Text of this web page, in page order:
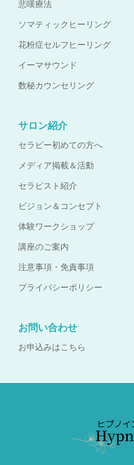
悲嘆療法
ソマティックヒーリング
花粉症セルフヒーリング
イーマサウンド
数秘カウンセリング
サロン紹介
セラピー初めての方へ
メディア掲載＆活動
セラピスト紹介
ビジョン＆コンセプト
体験ワークショップ
講座のご案内
注意事項・免責事項
プライバシーポリシー
お問い合わせ
お申込みはこちら